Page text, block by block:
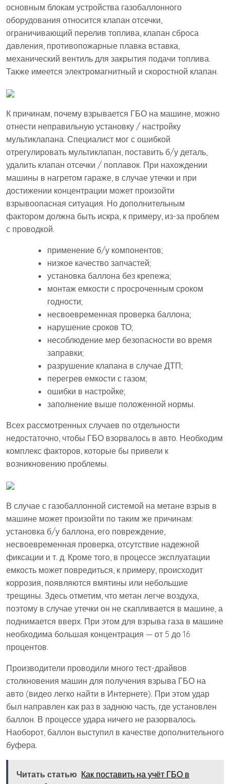
основным блокам устройства газобаллонного
оборудования относится клапан отсечки,
ограничивающий перелив топлива, клапан сброса
давления, противопожарные плавка вставка,
механический вентиль для закрытия подачи топлива.
Также имеется электромагнитный и скоростной клапан.
К причинам, почему взрывается ГБО на машине, можно
отнести неправильную установку / настройку
мультиклапана. Специалист мог с ошибкой
отрегулировать мультиклапан, поставить б/у деталь,
удалить клапан отсечки / поплавок. При нахождении
машины в нагретом гараже, в случае утечки и при
достижении концентрации может произойти
взрывоопасная ситуация. Но дополнительным
фактором должна быть искра, к примеру, из-за проблем
с проводкой.
применение б/у компонентов;
низкое качество запчастей;
установка баллона без крепежа;
монтаж емкости с просроченным сроком
годности;
несвоевременная проверка баллона;
нарушение сроков ТО;
несоблюдение мер безопасности во время
заправки;
разрушение клапана в случае ДТП;
перегрев емкости с газом;
ошибки в настройке;
заполнение выше положенной нормы.
Всех рассмотренных случаев по отдельности
недостаточно, чтобы ГБО взорвалось в авто. Необходим
комплекс факторов, которые бы привели к
возникновению проблемы.
В случае с газобаллонной системой на метане взрыв в
машине может произойти по таким же причинам:
установка б/у баллона, его повреждение,
несвоевременная проверка, отсутствие надежной
фиксации и т. д. Кроме того, в процессе эксплуатации
емкость может повредиться, к примеру, происходит
коррозия, появляются вмятины или небольшие
трещины. Здесь отметим, что метан легче воздуха,
поэтому в случае утечки он не скапливается в машине, а
поднимается вверх. При этом для взрыва газа в машине
необходима большая концентрация — от 5 до 16
процентов.
Производители проводили много тест-драйвов
столкновения машин для получения взрыва ГБО на
авто (видео легко найти в Интернете). При этом удар
был направлен как раз в заднюю часть, где установлен
баллон. В процессе удара ничего не разорвалось.
Наоборот, баллон выступил в качестве дополнительного
буфера.
Читать статью Как поставить на учёт ГБО в